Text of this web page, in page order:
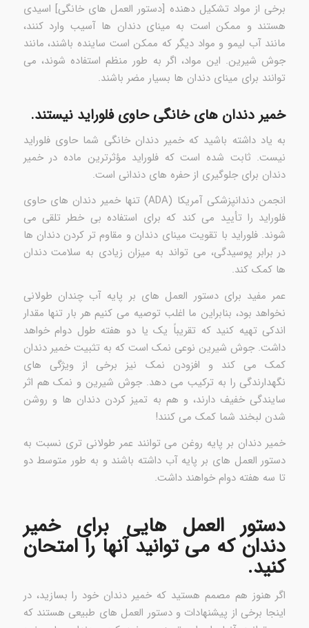
برخی از مواد تشکیل دهنده [دستور العمل های خانگی] اسیدی
هستند و ممکن است به مینای دندان ها آسیب وارد کنند،
مانند آب لیمو و مواد دیگر که ممکن است ساینده باشند، مانند
جوش شیرین. این مواد، اگر به طور منظم استفاده شوند، می
توانند برای مینای دندان ها بسیار مضر باشند.
خمیر دندان های خانگی حاوی فلوراید نیستند.
به یاد داشته باشید که خمیر دندان خانگی شما حاوی فلوراید
نیست. ثابت شده است که فلوراید مؤثرترین ماده در خمیر
دندان برای جلوگیری از حفره های دندانی است.
انجمن دندانپزشکی آمریکا (ADA) تنها خمیر دندان های حاوی
فلوراید را تأیید می کند که برای استفاده بی خطر تلقی می
شوند. فلوراید با تقویت مینای دندان و مقاوم تر کردن دندان ها
در برابر پوسیدگی، می تواند به میزان زیادی به سلامت دندان
ها کمک کند.
عمر مفید برای دستور العمل های بر پایه آب چندان طولانی
نخواهد بود، بنابراین ما اغلب توصیه می کنیم هر بار تنها مقدار
اندکی تهیه کنید که تقریباً یک یا دو هفته طول دوام خواهد
داشت. جوش شیرین نوعی نمک است که به تثبیت خمیر دندان
کمک می کند و افزودن نمک نیز برخی از ویژگی های
نگهدارندگی را به ترکیب می دهد. جوش شیرین و نمک هم اثر
سایندگی خفیف دارند، و هم به تمیز کردن دندان ها و روشن
شدن لبخند شما کمک می کنند!
خمیر دندان بر پایه روغن می توانند عمر طولانی تری نسبت به
دستور العمل های بر پایه آب داشته باشند و به طور متوسط دو
تا سه هفته دوام خواهند داشت.
دستور العمل هایی برای خمیر
دندان که می توانید آنها را امتحان
کنید.
اگر هنوز هم مصمم هستید که خمیر دندان خود را بسازید، در
اینجا برخی از پیشنهادات و دستور العمل های طبیعی هستند که